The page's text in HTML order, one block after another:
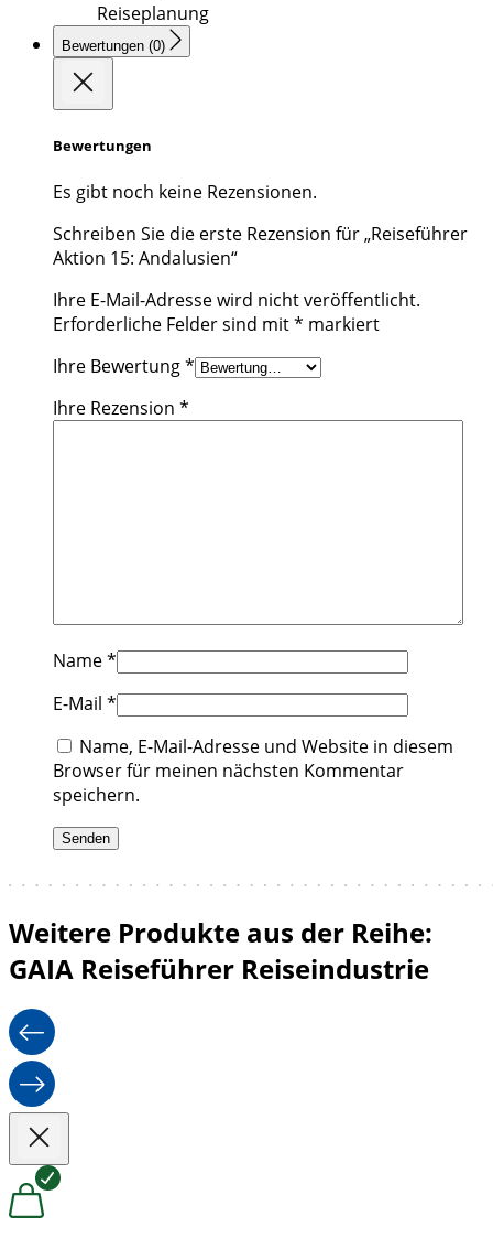
Reiseplanung
Bewertungen (0)
Bewertungen
Es gibt noch keine Rezensionen.
Schreiben Sie die erste Rezension für „Reiseführer
Aktion 15: Andalusien“
Ihre E-Mail-Adresse wird nicht veröffentlicht.
Erforderliche Felder sind mit* markiert
Ihre Bewertung*
Ihre Rezension *
Name*
E-Mail *
Name, E-Mail-Adresse und Website in diesem
Browser für meinen nächsten Kommentar
speichern.
Weitere Produkte aus der Reihe:
GAIA Reiseführer Reiseindustrie